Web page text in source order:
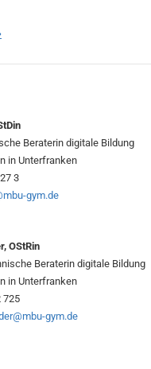
Beraterin digitale Bildung
in Unterfranken
3
gym.de
OStRin
Beraterin digitale Bildung
in Unterfranken
725
gym.de